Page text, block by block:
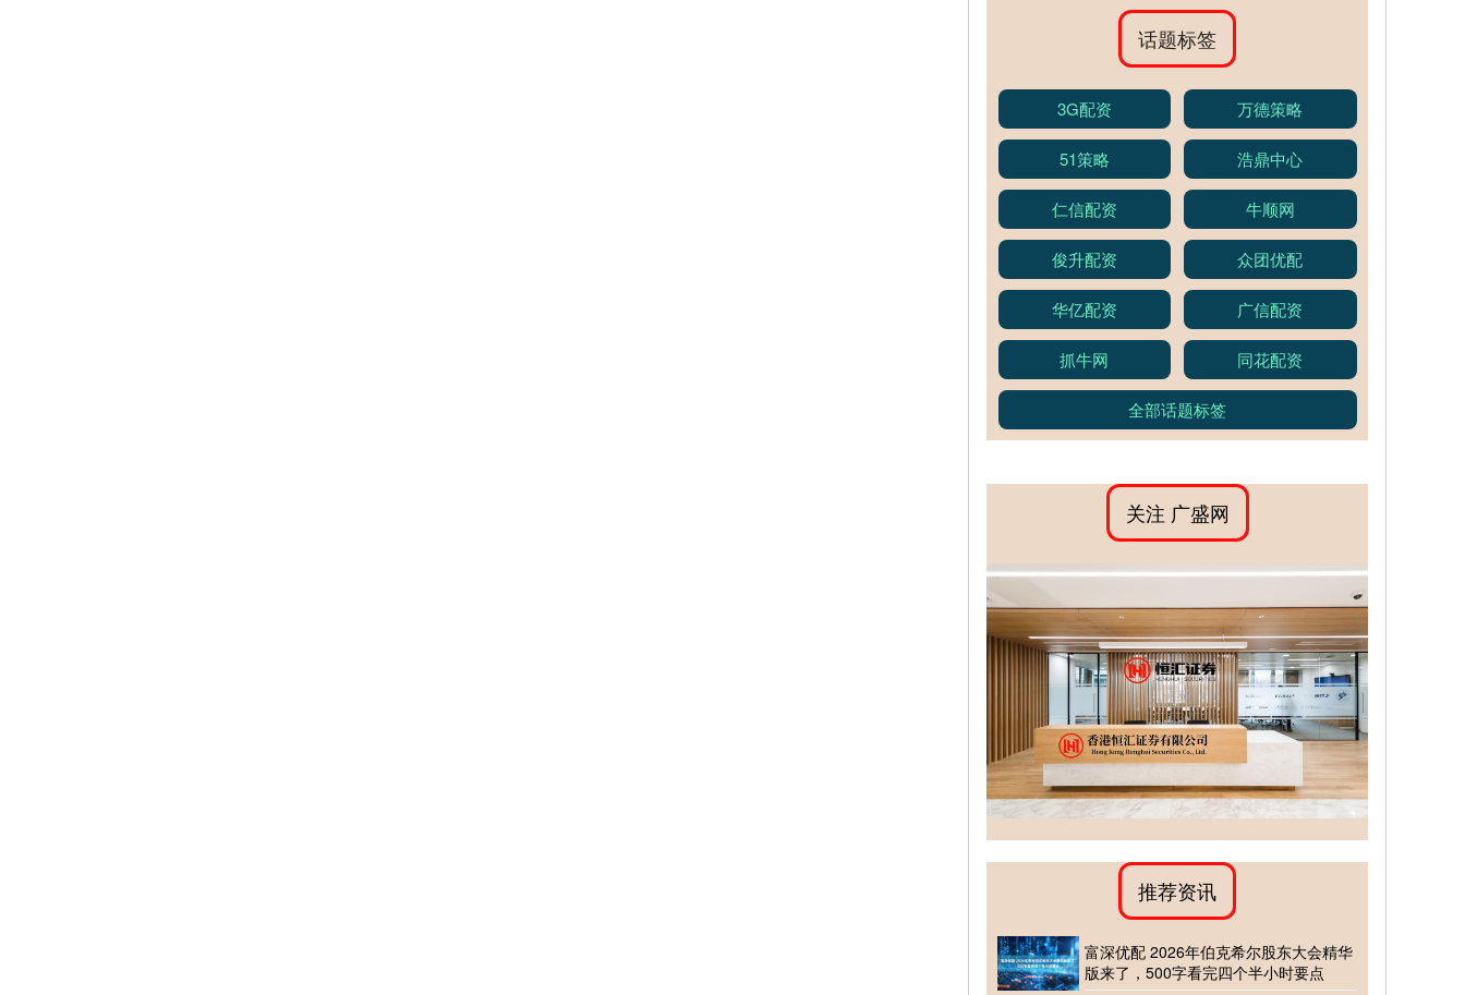
话题标签
3G配资 万德策略
51策略 浩鼎中心
仁信配资 牛顺网
俊升配资 众团优配
华亿配资 广信配资
抓牛网 同花配资
全部话题标签
关注 广盛网
推荐资讯
富深优配 2026年伯克希尔股东大会精华
版来了，500字看完四个半小时要点